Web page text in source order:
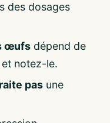
des dosages
œufs dépend de
notez-le.
pas une